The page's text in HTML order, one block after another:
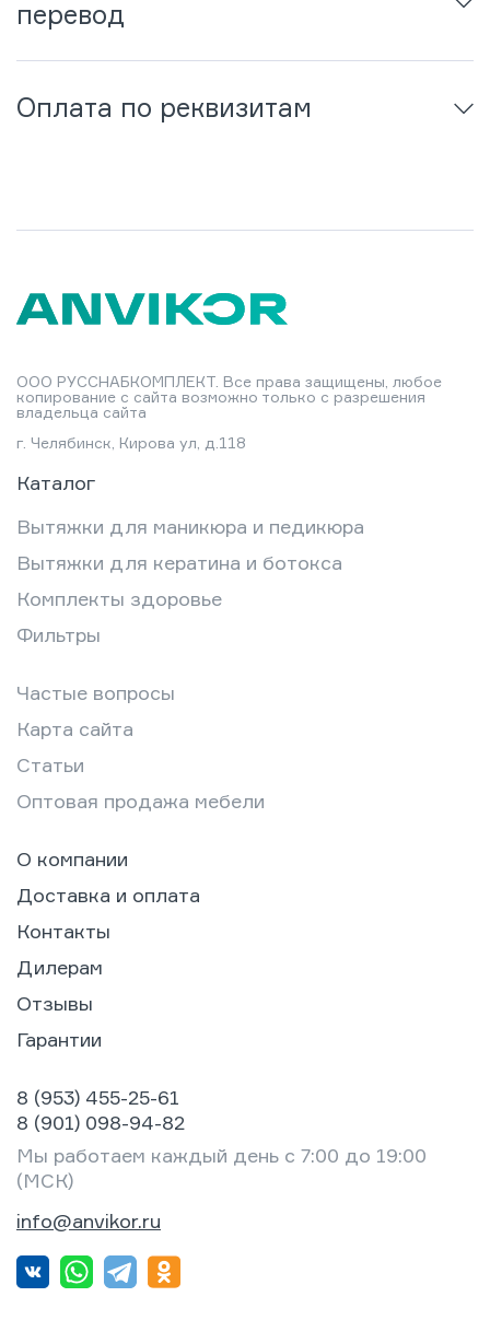
перевод
Оплата по реквизитам
ООО РУССНАБКОМПЛЕКТ. Все права защищены, любое
копирование с сайта возможно только с разрешения
владельца сайта
г. Челябинск, Кирова ул, д.118
Каталог
Вытяжки для маникюра и педикюра
Вытяжки для кератина и ботокса
Комплекты здоровье
Фильтры
Частые вопросы
Карта сайта
Статьи
Оптовая продажа мебели
О компании
Доставка и оплата
Контакты
Дилерам
Отзывы
Гарантии
8 (953) 455-25-61
8 (901) 098-94-82
Мы работаем каждый день с 7:00 до 19:00
(МСК)
info@anvikor.ru